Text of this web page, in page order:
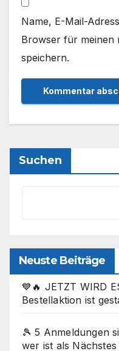
Name, E-Mail-
Browser für meinen
speichern.
Suchen
Neuste Beiträge
💙🔥 JETZT WIRD
Bestellaktion ist
🎾 5 Anmeldungen
wer ist als Nächstes